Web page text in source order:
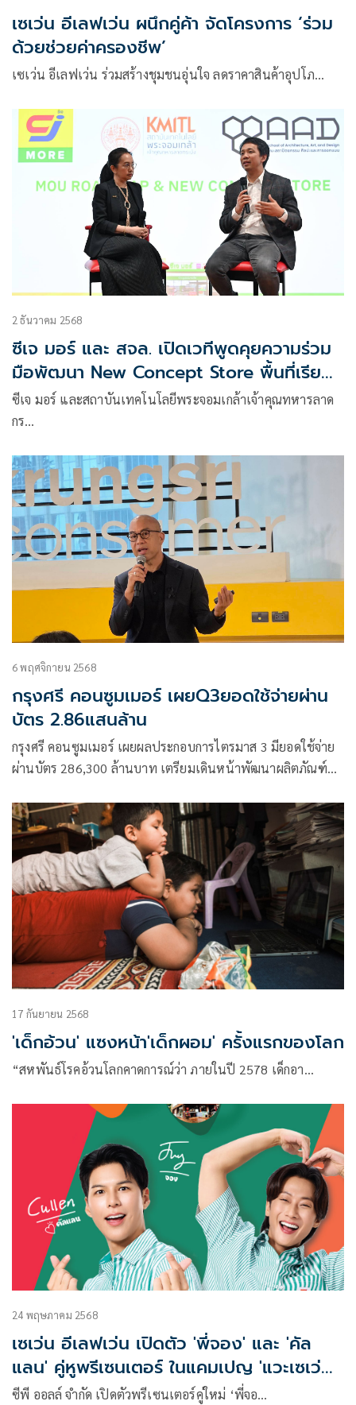
เซเว่น อีเลฟเว่น ผนึกคู่ค้า จัดโครงการ ‘ร่วม
ด้วยช่วยค่าครองชีพ’
เซเว่น อีเลฟเว่น ร่วมสร้างชุมชนอุ่นใจ ลดราคาสินค้าอุปโภ…
2 ธันวาคม 2568
ซีเจ มอร์ และ สจล. เปิดเวทีพูดคุยความร่วม
มือพัฒนา New Concept Store พื้นที่เรียนรู้
ของเยาวชนไทย
ซีเจ มอร์ และสถาบันเทคโนโลยีพระจอมเกล้าเจ้าคุณทหารลาด
กร…
6 พฤศจิกายน 2568
กรุงศรี คอนซูมเมอร์ เผยQ3ยอดใช้จ่ายผ่าน
บัตร 2.86แสนล้าน
กรุงศรี คอนซูมเมอร์ เผยผลประกอบการไตรมาส 3 มียอดใช้จ่าย
ผ่านบัตร 286,300 ล้านบาท เตรียมเดินหน้าพัฒนาผลิตภัณฑ์
จ่ายผ่านบัตร 400,000 ล้านบาท ยอดสินเชื่อใหม่ 94,000 ล้าน
บาท และยอดสินเชื่อคงค้าง 143,000 ล้านบาท
17 กันยายน 2568
'เด็กอ้วน' แซงหน้า'เด็กผอม' ครั้งแรกของโลก
“สหพันธ์โรคอ้วนโลกคาดการณ์ว่า ภายในปี 2578 เด็กอา…
24 พฤษภาคม 2568
เซเว่น อีเลฟเว่น เปิดตัว 'พี่จอง' และ 'คัล
แลน' คู่หูพรีเซนเตอร์ ในแคมเปญ 'แวะเซเว่นฯ
เมื่อไหร่ก็ใจฟู'
ซีพี ออลล์ จำกัด เปิดตัวพรีเซนเตอร์คู่ใหม่ ‘พี่จอ…